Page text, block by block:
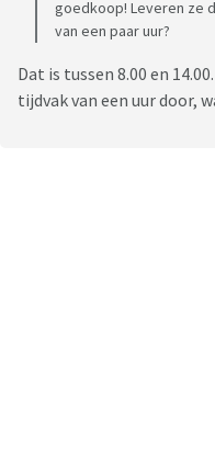
goedkoop! Leveren ze
van een paar uur?
Dat is tussen 8.00 en
tijdvak van een uur door,